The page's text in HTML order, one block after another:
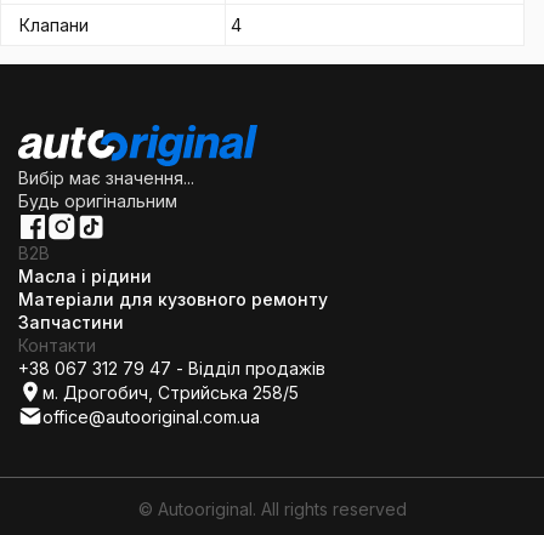
Клапани
4
Вибір має значення...
Будь оригінальним
B2B
Масла і рідини
Матеріали для кузовного ремонту
Запчастини
Контакти
+38 067 312 79 47 - Відділ продажів
м. Дрогобич, Стрийська 258/5
office@autooriginal.com.ua
© Autooriginal. All rights reserved